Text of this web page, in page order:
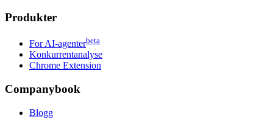
Produkter
For AI-agenterbeta
Konkurrentanalyse
Chrome Extension
Companybook
Blogg